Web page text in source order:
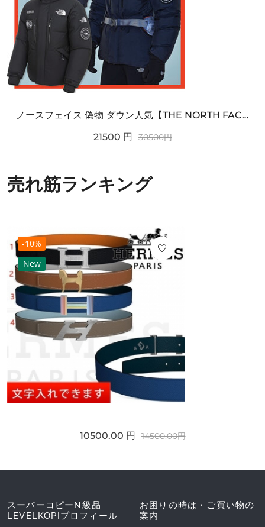
ノースフェイス 偽物 ダウン人気【THE NORTH FACE】M'S 7 SUMMIT HIM...
21500 円 30500円
売れ筋ランキング
-10%
New
10500.00 円 14500.00円
スーパーコピーN級品
LEVELKOPIプロフィール
お困りの時は・ご買い物の
案内